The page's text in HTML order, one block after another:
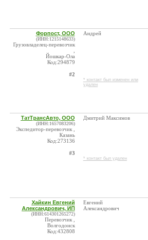
Форпост, ООО
(ИНН:1215148633)
Грузовладелец-перевозчик
Йошкар-Ола
Код:294879
#2
Андрей
* контакт был изменен или
удален
ТатТрансАвто, ООО
(ИНН:1657083206)
Экспедитор-перевозчик ,
Казань
Код:273136
#3
Дмитрий Максимов
* контакт был удален
Хайкин Евгений
Александрович, ИП
(ИНН:614301265272)
Перевозчик ,
Волгодонск
Код:432808
Евгений
Александрович